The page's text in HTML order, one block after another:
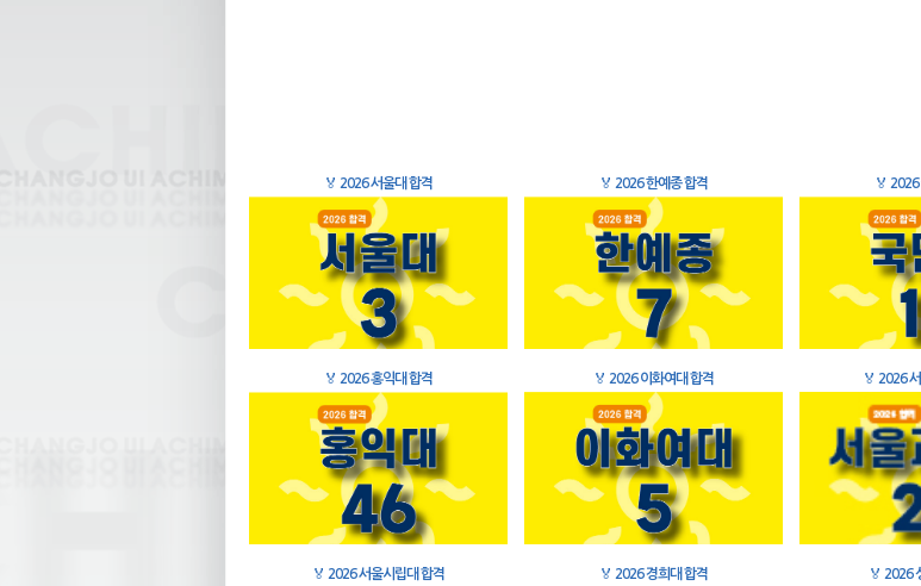
🏅 2026 서울대 합격 🏅 2026 한예종 합격 🏅 2026
🏅 2026 홍익대 합격 🏅 2026 이화여대 합격 🏅 2026
🏅 2026 서울시립대 합격 🏅 2026 경희대 합격 🏅 2026